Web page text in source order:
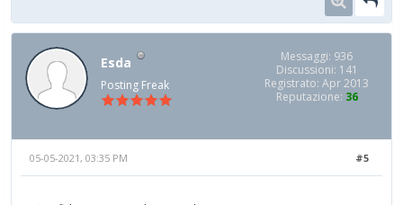
Esda
Posting Freak
Messaggi: 936
Discussioni: 141
Registrato: Apr 2013
Reputazione: 36
#5
05-05-2021, 03:35 PM